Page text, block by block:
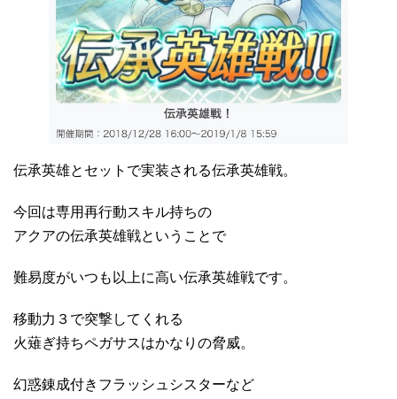
伝承英雄とセットで実装される伝承英雄戦。
今回は専用再行動スキル持ちの
アクアの伝承英雄戦ということで
難易度がいつも以上に高い伝承英雄戦です。
移動力３で突撃してくれる
火薙ぎ持ちペガサスはかなりの脅威。
幻惑錬成付きフラッシュシスターなど